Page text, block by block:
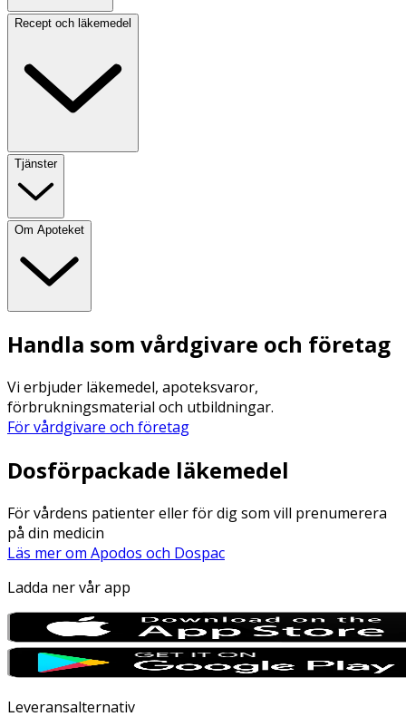
Recept och läkemedel
Tjänster
Om Apoteket
Handla som vårdgivare och företag
Vi erbjuder läkemedel, apoteksvaror,
förbrukningsmaterial och utbildningar.
För vårdgivare och företag
Dosförpackade läkemedel
För vårdens patienter eller för dig som vill prenumerera
på din medicin
Läs mer om Apodos och Dospac
Ladda ner vår app
Leveransalternativ